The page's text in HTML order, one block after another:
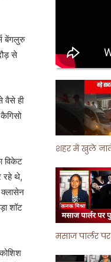
बेंगलुरु
से
वैसे ही
विकेट
रहे थे,
शॉट